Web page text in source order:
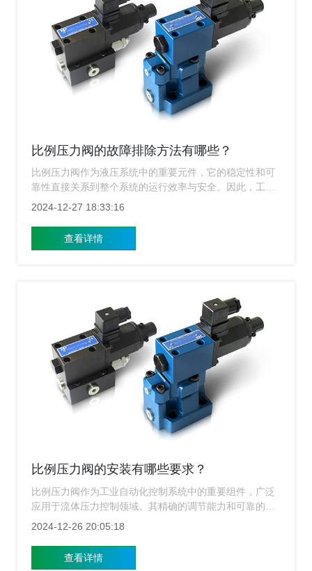
比例压力阀的故障排除方法有哪些？
比例压力阀作为液压系统中的重要元件，它的稳定性和可
靠性直接关系到整个系统的运行效率与安全。因此，工作
人员深入了解比例压力阀的基本原理，并熟练掌握其故障
例压力阀厂家就来给广大用户简单的介绍一下故障排除方
法有哪些？
2024-12-27 18:33:16
查看详情
比例压力阀的安装有哪些要求？
比例压力阀作为工业自动化控制系统中的重要组件，广泛
应用于流体压力控制领域。其精确的调节能力和可靠的性
能对于保障整个系统的稳定运行具有重要意义。然而，比
装质量密切相关。正确的安装不仅能确保阀门的正常运
行，还能延长其使用寿命。下面上海比例压力阀​厂家就来
2024-12-26 20:05:18
查看详情